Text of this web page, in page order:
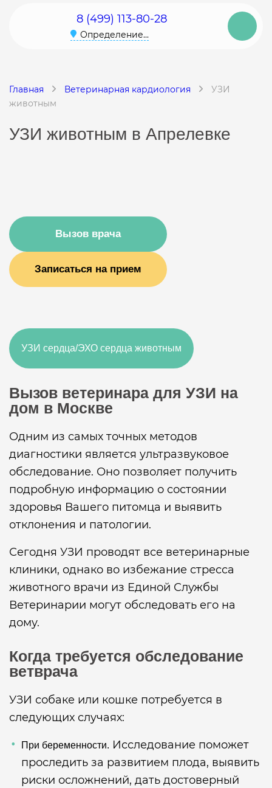
8 (499) 113-80-28
Определение...
Главная Ветеринарная кардиология
УЗИ
животным
УЗИ животным в Апрелевке
Вызов врача
Записаться на прием
УЗИ сердца/ЭХО сердца животным
Вызов ветеринара для УЗИ на
дом в Москве
Одним из самых точных методов
диагностики является ультразвуковое
обследование. Оно позволяет получить
подробную информацию о состоянии
здоровья Вашего питомца и выявить
отклонения и патологии.
Сегодня УЗИ проводят все ветеринарные
клиники, однако во избежание стресса
животного врачи из Единой Службы
Ветеринарии могут обследовать его на
дому.
Когда требуется обследование
ветврача
УЗИ собаке или кошке потребуется в
следующих случаях:
При беременности. Исследование поможет
проследить за развитием плода, выявить
риски осложнений, дать достоверный